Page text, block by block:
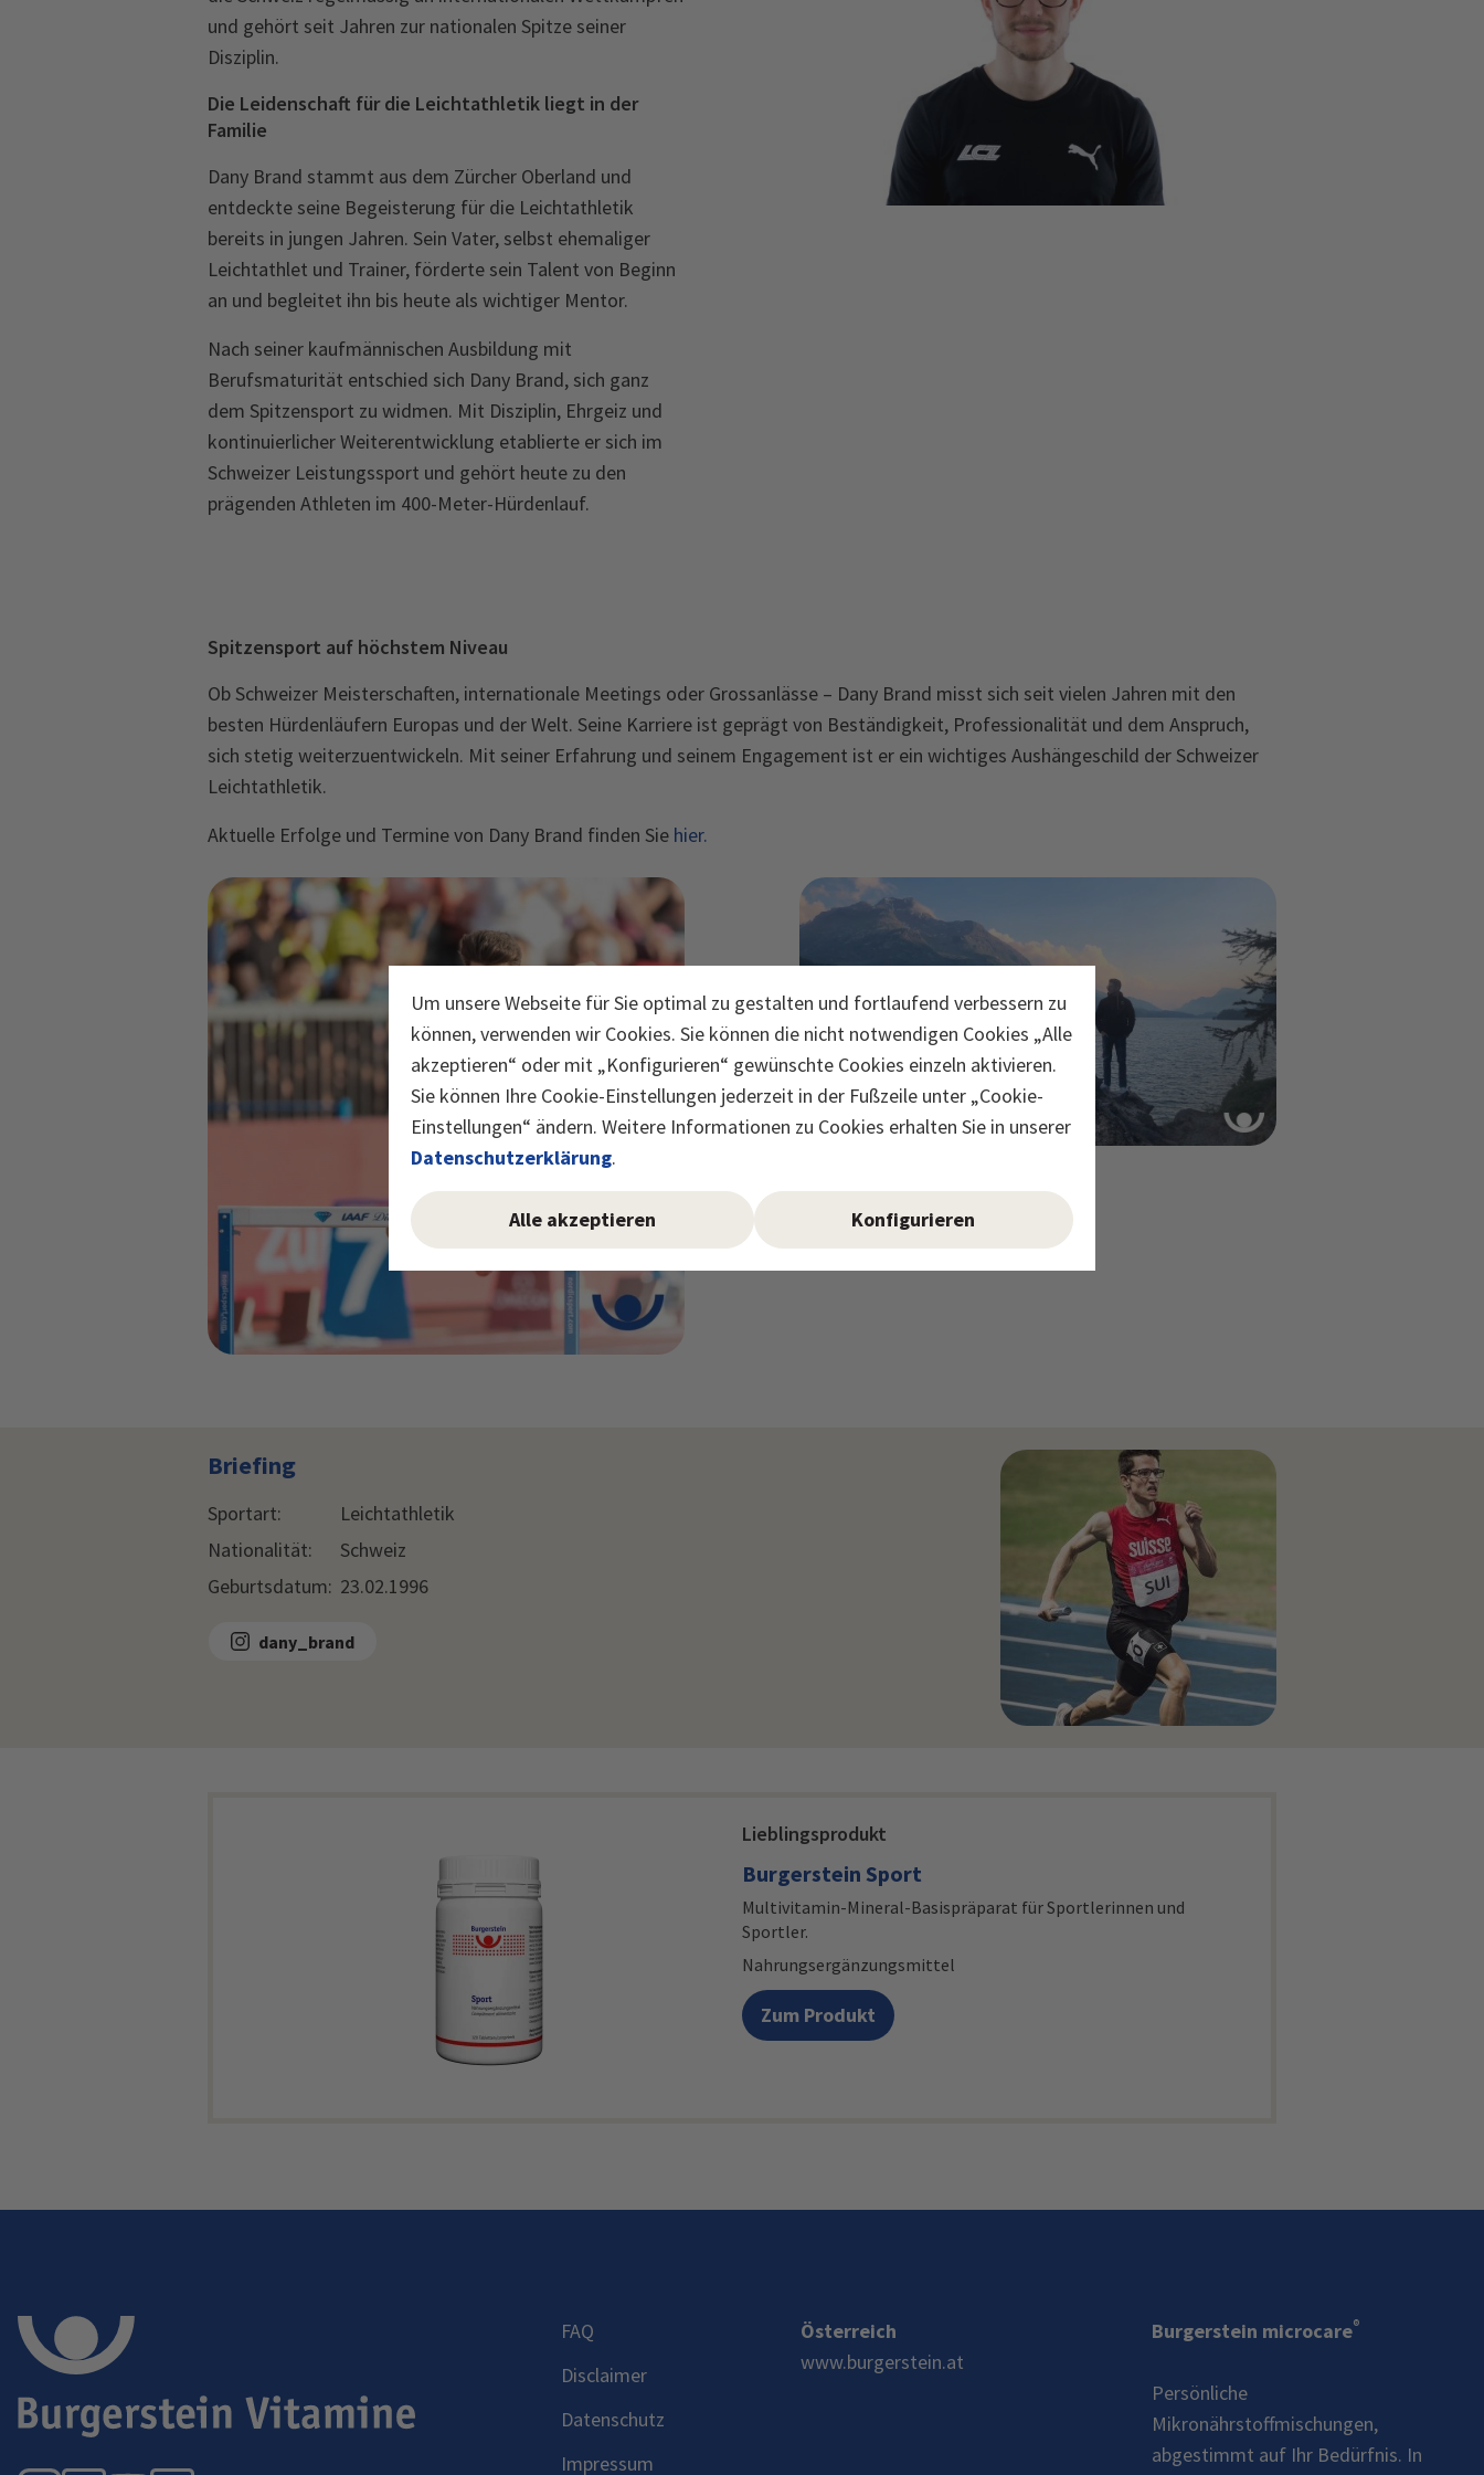
Um unsere Webseite für Sie optimal zu gestalten und fortlaufend verbessern zu
können, verwenden wir Cookies. Sie können die nicht notwendigen Cookies „Alle
akzeptieren“ oder mit „Konfigurieren“ gewünschte Cookies einzeln aktivieren.
Sie können Ihre Cookie-Einstellungen jederzeit in der Fußzeile unter „Cookie-
Einstellungen“ ändern. Weitere Informationen zu Cookies erhalten Sie in unserer
Datenschutzerklärung.
Alle akzeptieren Konfigurieren
und gehört seit Jahren zur nationalen Spitze seiner
Disziplin.
Die Leidenschaft für die Leichtathletik liegt in der
Familie
Dany Brand stammt aus dem Zürcher Oberland und
entdeckte seine Begeisterung für die Leichtathletik
bereits in jungen Jahren. Sein Vater, selbst ehemaliger
Leichtathlet und Trainer, förderte sein Talent von Beginn
an und begleitet ihn bis heute als wichtiger Mentor.
Nach seiner kaufmännischen Ausbildung mit
Berufsmaturität entschied sich Dany Brand, sich ganz
dem Spitzensport zu widmen. Mit Disziplin, Ehrgeiz und
kontinuierlicher Weiterentwicklung etablierte er sich im
Schweizer Leistungssport und gehört heute zu den
prägenden Athleten im 400-Meter-Hürdenlauf.
Spitzensport auf höchstem Niveau
Ob Schweizer Meisterschaften, internationale Meetings oder Grossanlässe – Dany Brand misst sich seit vielen Jahren mit den
besten Hürdenläufern Europas und der Welt. Seine Karriere ist geprägt von Beständigkeit, Professionalität und dem Anspruch,
sich stetig weiterzuentwickeln. Mit seiner Erfahrung und seinem Engagement ist er ein wichtiges Aushängeschild der Schweizer
Leichtathletik.
Aktuelle Erfolge und Termine von Dany Brand finden Sie hier.
Briefing
Sportart:
Leichtathletik
Nationalität:
Schweiz
Geburtsdatum: 23.02.1996
dany_brand
Lieblingsprodukt
Burgerstein Sport
Multivitamin-Mineral-Basispräparat für Sportlerinnen und
Sportler.
Nahrungsergänzungsmittel
Zum Produkt
FAQ
Disclaimer
Datenschutz
Impressum
Österreich
www.burgerstein.at
Burgerstein microcare®
Persönliche
Mikronährstoffmischungen,
abgestimmt auf Ihr Bedürfnis. In